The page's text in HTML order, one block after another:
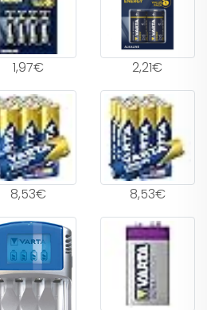
1,97€ 2,21€
8,53€ 8,53€